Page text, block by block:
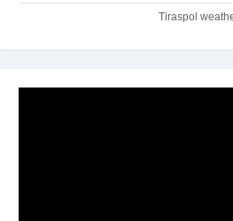
Tiraspol